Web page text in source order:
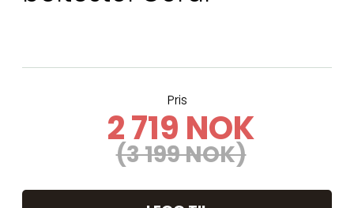
Pris
2 719 NOK
(3 199 NOK)